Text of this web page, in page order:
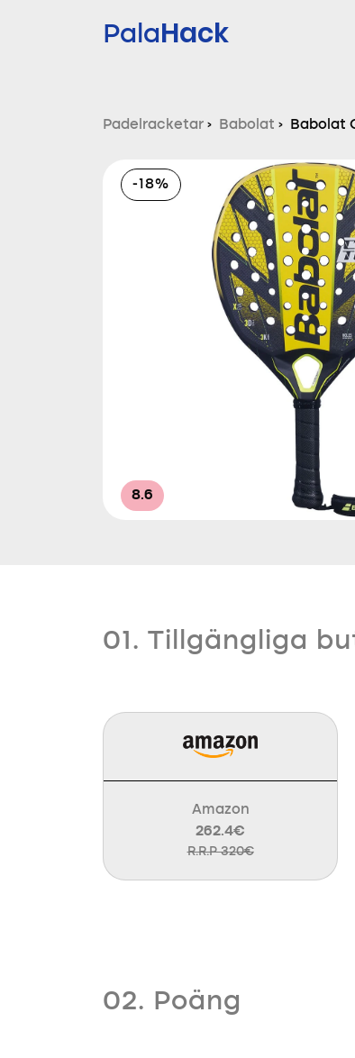
PalaHack
Padelracketar › Babolat › Babolat
-18%
8.6
01. Tillgängliga
Amazon
262.4€
R.R.P 320€
02. Poäng